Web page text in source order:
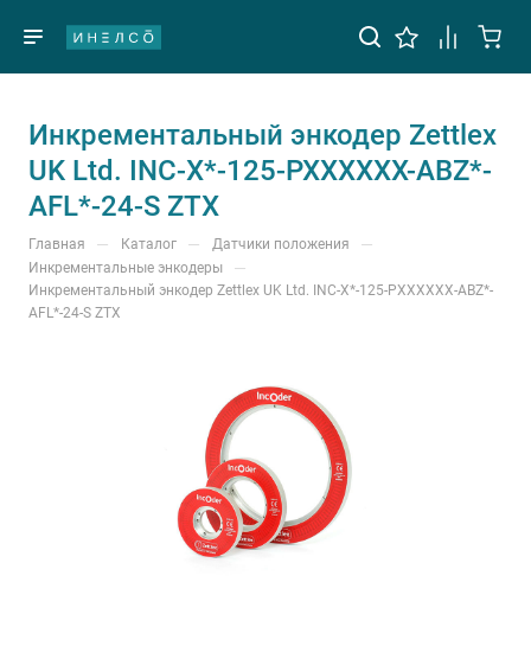
Инкрементальный энкодер Zettlex
UK Ltd. INC-X*-125-PXXXXXX-ABZ*-
AFL*-24-S ZTX
Главная — Каталог — Датчики положения —
Инкрементальные энкодеры —
Инкрементальный энкодер Zettlex UK Ltd. INC-X*-125-PXXXXXX-ABZ*-
AFL*-24-S ZTX